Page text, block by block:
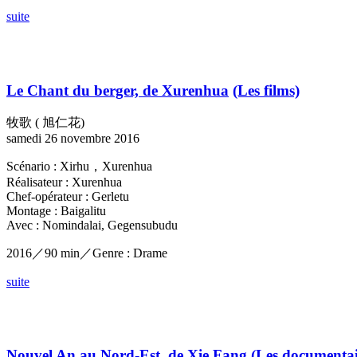
suite
Le Chant du berger, de Xurenhua (Les films)
牧歌 ( 旭仁花)
samedi 26 novembre 2016
Scénario : Xirhu，Xurenhua
Réalisateur : Xurenhua
Chef-opérateur : Gerletu
Montage : Baigalitu
Avec : Nomindalai, Gegensubudu
2016／90 min／Genre : Drame
suite